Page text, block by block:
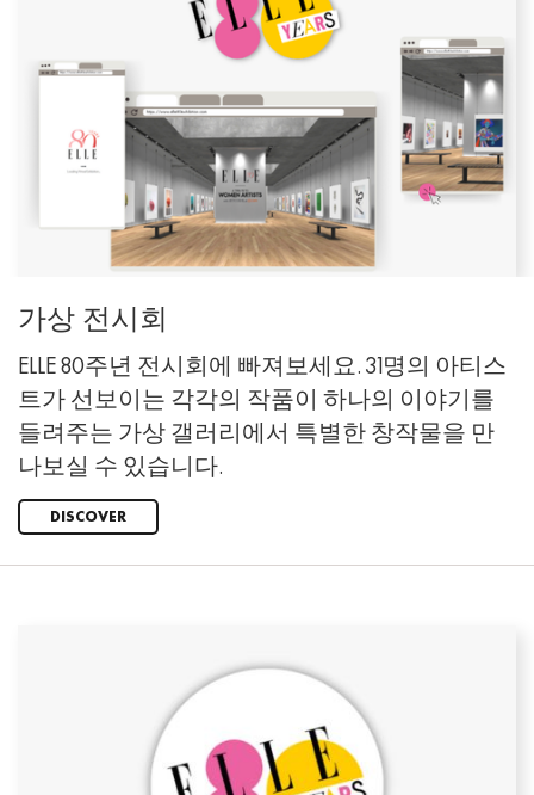
가상 전시회
ELLE 80주년 전시회에 빠져보세요. 31명의 아티스
트가 선보이는 각각의 작품이 하나의 이야기를
들려주는 가상 갤러리에서 특별한 창작물을 만
나보실 수 있습니다.
DISCOVER